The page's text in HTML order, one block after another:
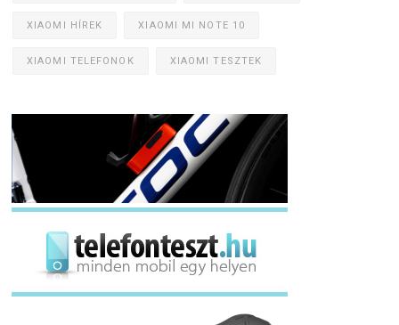
XIAOMI HÍREK XIAOMI MI NOTE 10
XIAOMI TELEFONOK XIAOMI TESZTEK